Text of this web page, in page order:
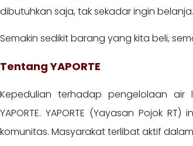
dibutuhkan saja, tak sekadar ingin belanja.
Semakin sedikit barang yang kita beli,
Tentang YAPORTE
Kepedulian terhadap pengelolaan air
YAPORTE. YAPORTE (Yayasan Pojok
komunitas. Masyarakat terlibat aktif